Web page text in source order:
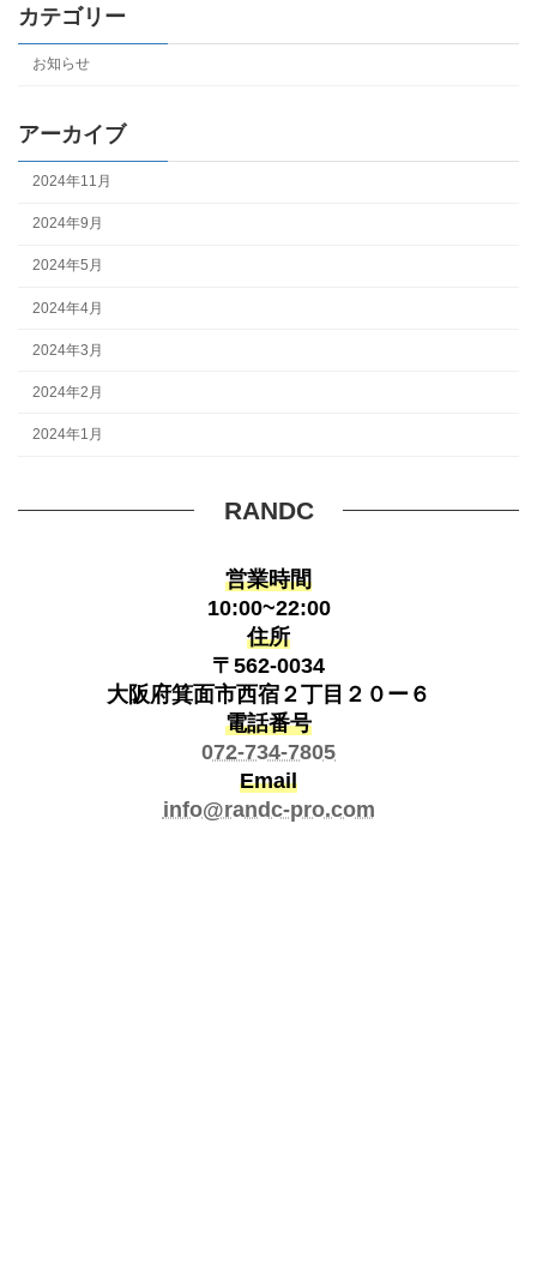
カテゴリー
お知らせ
アーカイブ
2024年11月
2024年9月
2024年5月
2024年4月
2024年3月
2024年2月
2024年1月
RANDC
営業時間
10:00~22:00
住所
〒562-0034
大阪府箕面市西宿２丁目２０ー６
電話番号
072-734-7805
Email
info@randc-pro.com